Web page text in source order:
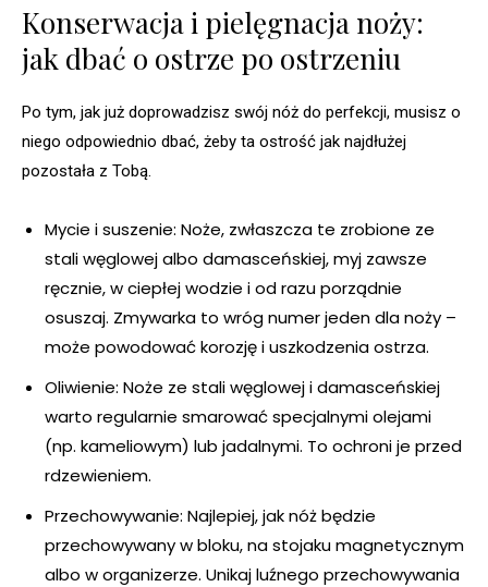
Konserwacja i pielęgnacja noży:
jak dbać o ostrze po ostrzeniu
Po tym, jak już doprowadzisz swój nóż do perfekcji, musisz o
niego odpowiednio dbać, żeby ta ostrość jak najdłużej
pozostała z Tobą.
Mycie i suszenie: Noże, zwłaszcza te zrobione ze
stali węglowej albo damasceńskiej, myj zawsze
ręcznie, w ciepłej wodzie i od razu porządnie
osuszaj. Zmywarka to wróg numer jeden dla noży –
może powodować korozję i uszkodzenia ostrza.
Oliwienie: Noże ze stali węglowej i damasceńskiej
warto regularnie smarować specjalnymi olejami
(np. kameliowym) lub jadalnymi. To ochroni je przed
rdzewieniem.
Przechowywanie: Najlepiej, jak nóż będzie
przechowywany w bloku, na stojaku magnetycznym
albo w organizerze. Unikaj luźnego przechowywania